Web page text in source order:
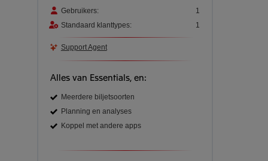
Gebruikers:
1
Standaard klanttypes:
1
Support Agent
Alles van Essentials, en:
Meerdere biljetsoorten
Planning en analyses
Koppel met andere apps